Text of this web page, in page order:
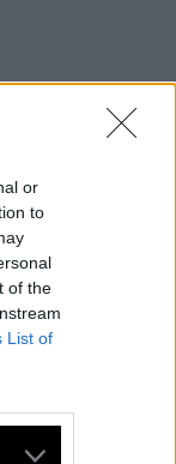
or
to
of the
List of